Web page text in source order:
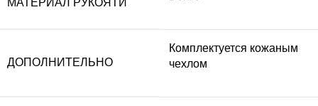
ДОПОЛНИТЕЛЬНО
Комплектуется кожаным
чехлом